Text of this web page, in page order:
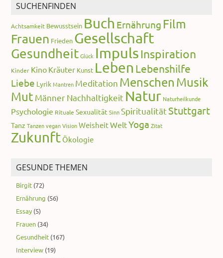
SUCHENFINDEN
Achtsamkeit Bewusstsein Buch Ernährung Film
Frauen Frieden Gesellschaft
Gesundheit Glück Impuls Inspiration
Kinder Kino Kräuter Kunst Leben Lebenshilfe
Liebe Lyrik Mantren Meditation Menschen Musik
Mut MännerNachhaltigkeit Natur Naturheilkunde
Psychologie Rituale Sexualität Sinn SpiritualitätStuttgart
Tanz Tanzen vegan Vision WeisheitWeltYoga Zitat
Zukunft Ökologie
GESUNDE THEMEN
Birgit (72)
Ernährung (56)
Essay (5)
Frauen (34)
Gesundheit (167)
Interview (19)